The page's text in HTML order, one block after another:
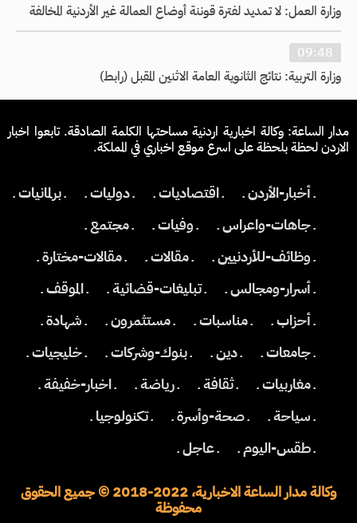
وزارة العمل: لا تمديد لفترة قوننة أوضاع العمالة غير الأردنية المخالفة
09:48
وزارة التربية: نتائج الثانوية العامة الاثنين المقبل (رابط)
مدار الساعة: وكالة اخبارية اردنية مساحتها الكلمة الصادقة. تابعوا اخبار
الاردن لحظة بلحظة على اسرع موقع اخباري في المملكة.
ـ أخبار-الأردن ـ ـ اقتصاديات ـ ـ دوليات ـ
ـ برلمانيات ـ
ـ جاهات-واعراس ـ
ـ وفيات ـ
ـ مجتمع ـ
ـ وظائف-للأردنيين ـ
ـ مقالات ـ
ـ مقالات-مختارة ـ
ـ أسرار-ومجالس ـ
ـ تبليغات-قضائية ـ
ـ الموقف ـ
ـ أحزاب ـ
ـ مناسبات ـ ـ مستثمرون ـ
ـ شهادة ـ
ـ جامعات ـ
ـ دين ـ ـ بنوك-وشركات ـ
ـ خليجيات ـ
ـ مغاربيات ـ
ـ ثقافة ـ ـ رياضة ـ
ـ اخبار-خفيفة ـ
ـ سياحة ـ
ـ صحة-وأسرة ـ
ـ تكنولوجيا ـ
ـ طقس-اليوم ـ
ـ عاجل ـ
وكالة مدار الساعة الاخبارية، 2022-2018 © جميع الحقوق
محفوظة